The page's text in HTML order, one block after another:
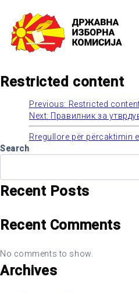
content
Restricted content
Post
navigation
Previous: Restricted
Next: Правилник за
Rregullore për përcaktimin
Search
Recent Posts
Recent Comments
No comments to show.
Archives